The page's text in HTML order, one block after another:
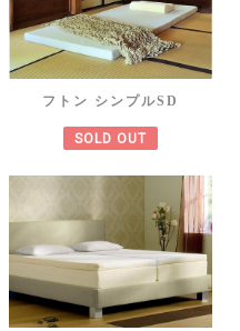
フトン シンプルSD
SOLD OUT